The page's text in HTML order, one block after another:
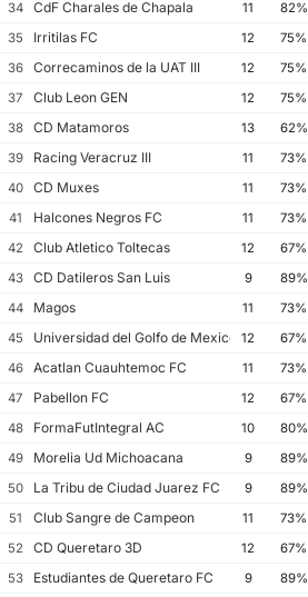
34
CdF Charales de Chapala 11 82%
35
Irritilas FC 12 75%
36
Correcaminos de la UAT III 12 75%
37
Club Leon GEN 12 75%
38
CD Matamoros 13 62%
39
Racing Veracruz III 11 73%
40
CD Muxes 11 73%
41
Halcones Negros FC 11 73%
42
Club Atletico Toltecas 12 67%
43
CD Datileros San Luis 9 89%
44
Magos 11 73%
45
Universidad del Golfo de Mexico FC
12 67%
46
Acatlan Cuauhtemoc FC 11 73%
47
Pabellon FC 12 67%
48
FormaFutIntegral AC 10 80%
49
Morelia Ud Michoacana 9 89%
50
La Tribu de Ciudad Juarez FC 9 89%
51
Club Sangre de Campeon 11 73%
52
CD Queretaro 3D 12 67%
53
Estudiantes de Queretaro FC 9 89%